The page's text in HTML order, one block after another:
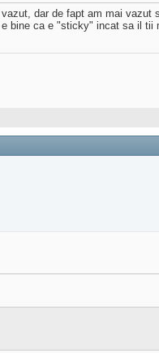
dar de fapt am mai
bine ca e "sticky" incat sa il tii